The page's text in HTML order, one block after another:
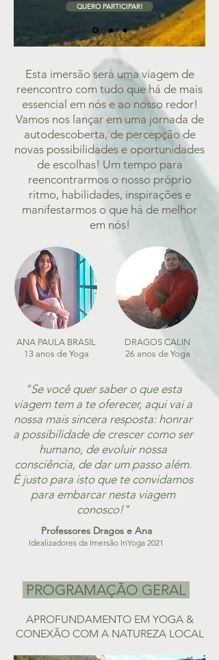
QUERO PARTICIPAR!
Esta imersão será uma viagem de
reencontro com tudo que há de mais
essencial em nós e ao nosso redor!
Vamos nos lançar em uma jornada de
autodescoberta, de percepção de
novas possibilidades e oportunidades
de escolhas! Um tempo para
reencontrarmos o nosso próprio
ritmo, habilidades, inspirações e
manifestarmos o que há de melhor
em nós!
ANA PAULA BRASIL
13 anos de Yoga
DRAGOS CALIN
26 anos de Yoga
"Se você quer saber o que esta
viagem tem a te oferecer, aqui vai a
nossa mais sincera resposta: honrar
a possibilidade de crescer como ser
humano, de evoluir nossa
consciência, de dar um passo além.
É justo para isto que te convidamos
para embarcar nesta viagem
conosco!"
Professores Dragos e Ana
Idealizadores da Imersão InYoga 2021
PROGRAMAÇÃO GERAL
APROFUNDAMENTO EM YOGA &
CONEXÃO COM A NATUREZA LOCAL